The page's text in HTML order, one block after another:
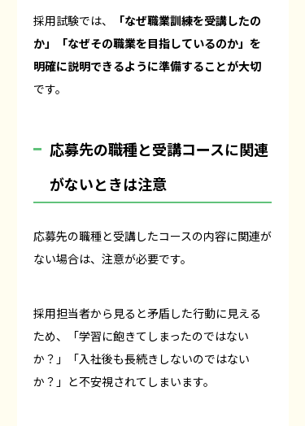
採用試験では、
「なぜ職業訓練を受講したの
か」「なぜその職業を目指しているのか」を
明確に説明できるように準備することが大切
です。
応募先の職種と受講コースに関連
がないときは注意
応募先の職種と受講したコースの内容に関連が
ない場合は、注意が必要です。
採用担当者から見ると矛盾した行動に見える
ため、「学習に飽きてしまったのではない
か？」「入社後も長続きしないのではない
か？」と不安視されてしまいます。